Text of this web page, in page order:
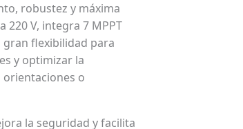
robustez y máxima
220 V, integra 7 MPPT
flexibilidad para
y optimizar la
orientaciones o
la seguridad y facilita